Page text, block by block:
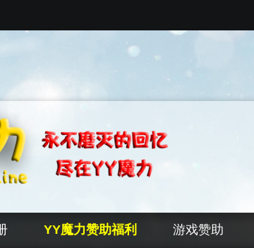
YY魔力赞助福利 游戏赞助